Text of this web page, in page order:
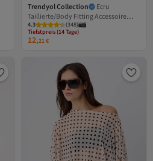
Trendyol Collection
Ecru
Taillierte/Body Fitting Accessoire
Detaillierte Strukturierte Langarm
Flexible Gestrickte Bluse
TWOAW26BZ00134
4.3 (348)
Tiefstpreis (14 Tage)
Versand kostenlos ab 35€
Tiefstpreis (14 Tage)
12,21€